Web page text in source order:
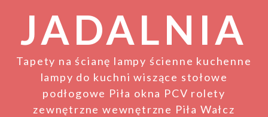
JADALNIA
Tapety na ścianę lampy ścienne kuchenne
lampy do kuchni wiszące stołowe
podłogowe Piła okna PCV rolety
zewnętrzne wewnętrzne Piła Wałcz